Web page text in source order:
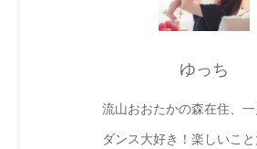
ゆっち
流山おおたかの森在住、一
ダンス大好き！楽しいこと